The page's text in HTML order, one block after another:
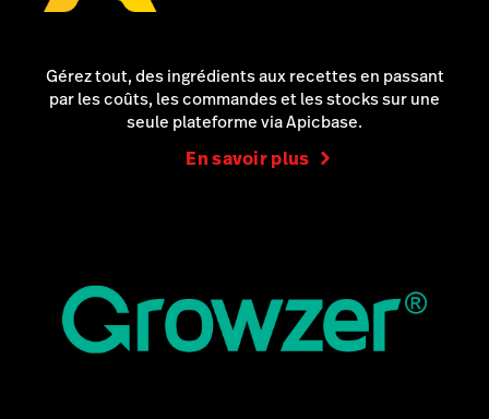
Gérez tout, des ingrédients aux recettes en passant
par les coûts, les commandes et les stocks sur une
seule plateforme via Apicbase.
En savoir plus